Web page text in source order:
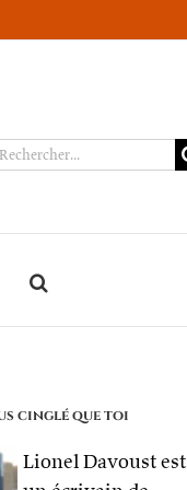
cinglé que toi
Lionel Davoust est